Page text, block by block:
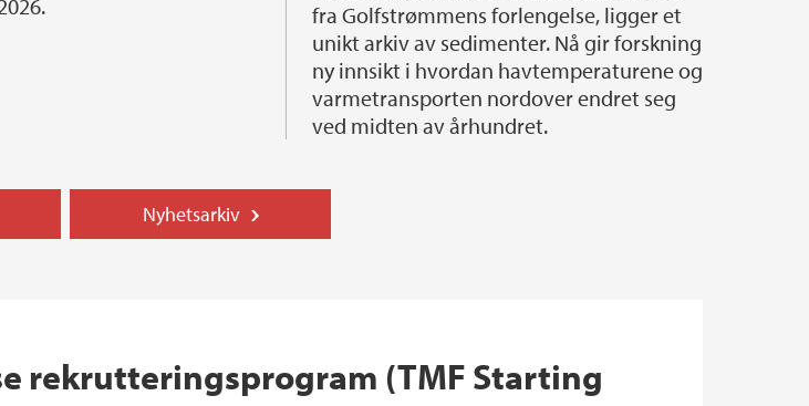
fra Golfstrømmens forlengelse, ligger et
unikt arkiv av sedimenter. Nå gir forskning
ny innsikt i hvordan havtemperaturene og
varmetransporten nordover endret seg
ved midten av århundret.
Nyhetsarkiv
rekrutteringsprogram (TMF Starting